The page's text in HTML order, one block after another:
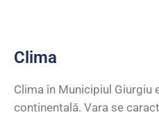
Clima
Clima în Municipiul Giurgiu
continentală. Vara se